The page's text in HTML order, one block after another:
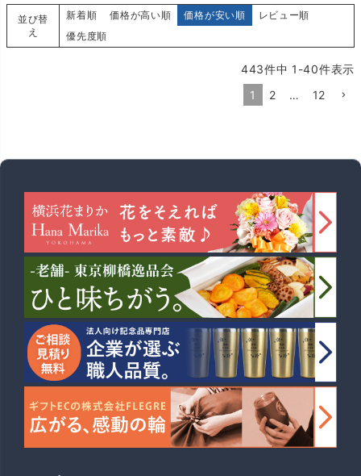
並び替
え
新着順 価格が高い順 価格が安い順
レビュー順
優先度順
443件中 1 -40件表示
1
2 … 12